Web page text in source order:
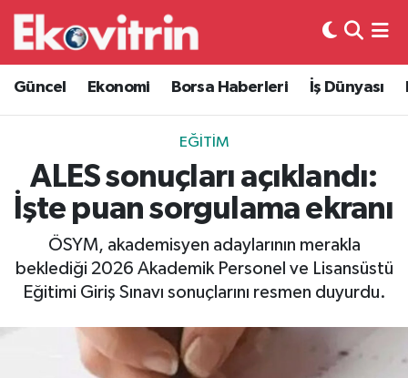
Güncel Ekonomi Borsa Haberleri İş Dünyası
EĞITIM
ALES sonuçları açıklandı:
İşte puan sorgulama ekranı
ÖSYM, akademisyen adaylarının merakla
beklediği 2026 Akademik Personel ve Lisansüstü
Eğitimi Giriş Sınavı sonuçlarını resmen duyurdu.
Güncel
Ekonomi
Borsa Haberleri
İş Dünyası
Lojistik
Otovitrin
Asayiş
Hava Durumu
Trafik Durumu
Süper Lig Puan Durumu ve Fikstür
Tüm Manşetler
Son Dakika Haberleri
Haber Arşivi